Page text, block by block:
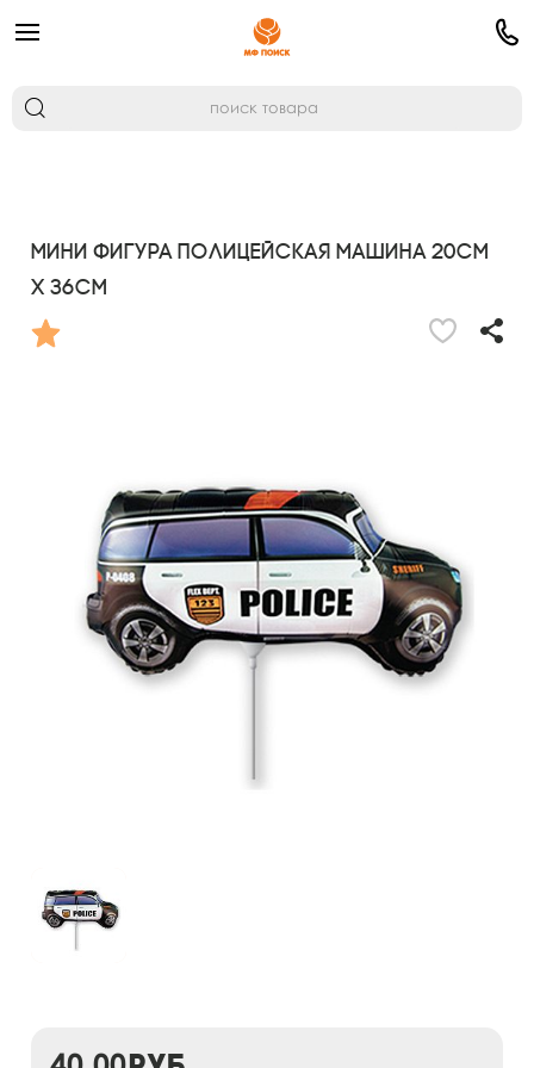
Мини Фигура Полицейская машина 20см
х 36см